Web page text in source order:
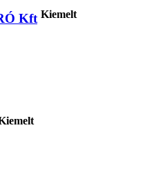
Kft Kiemelt